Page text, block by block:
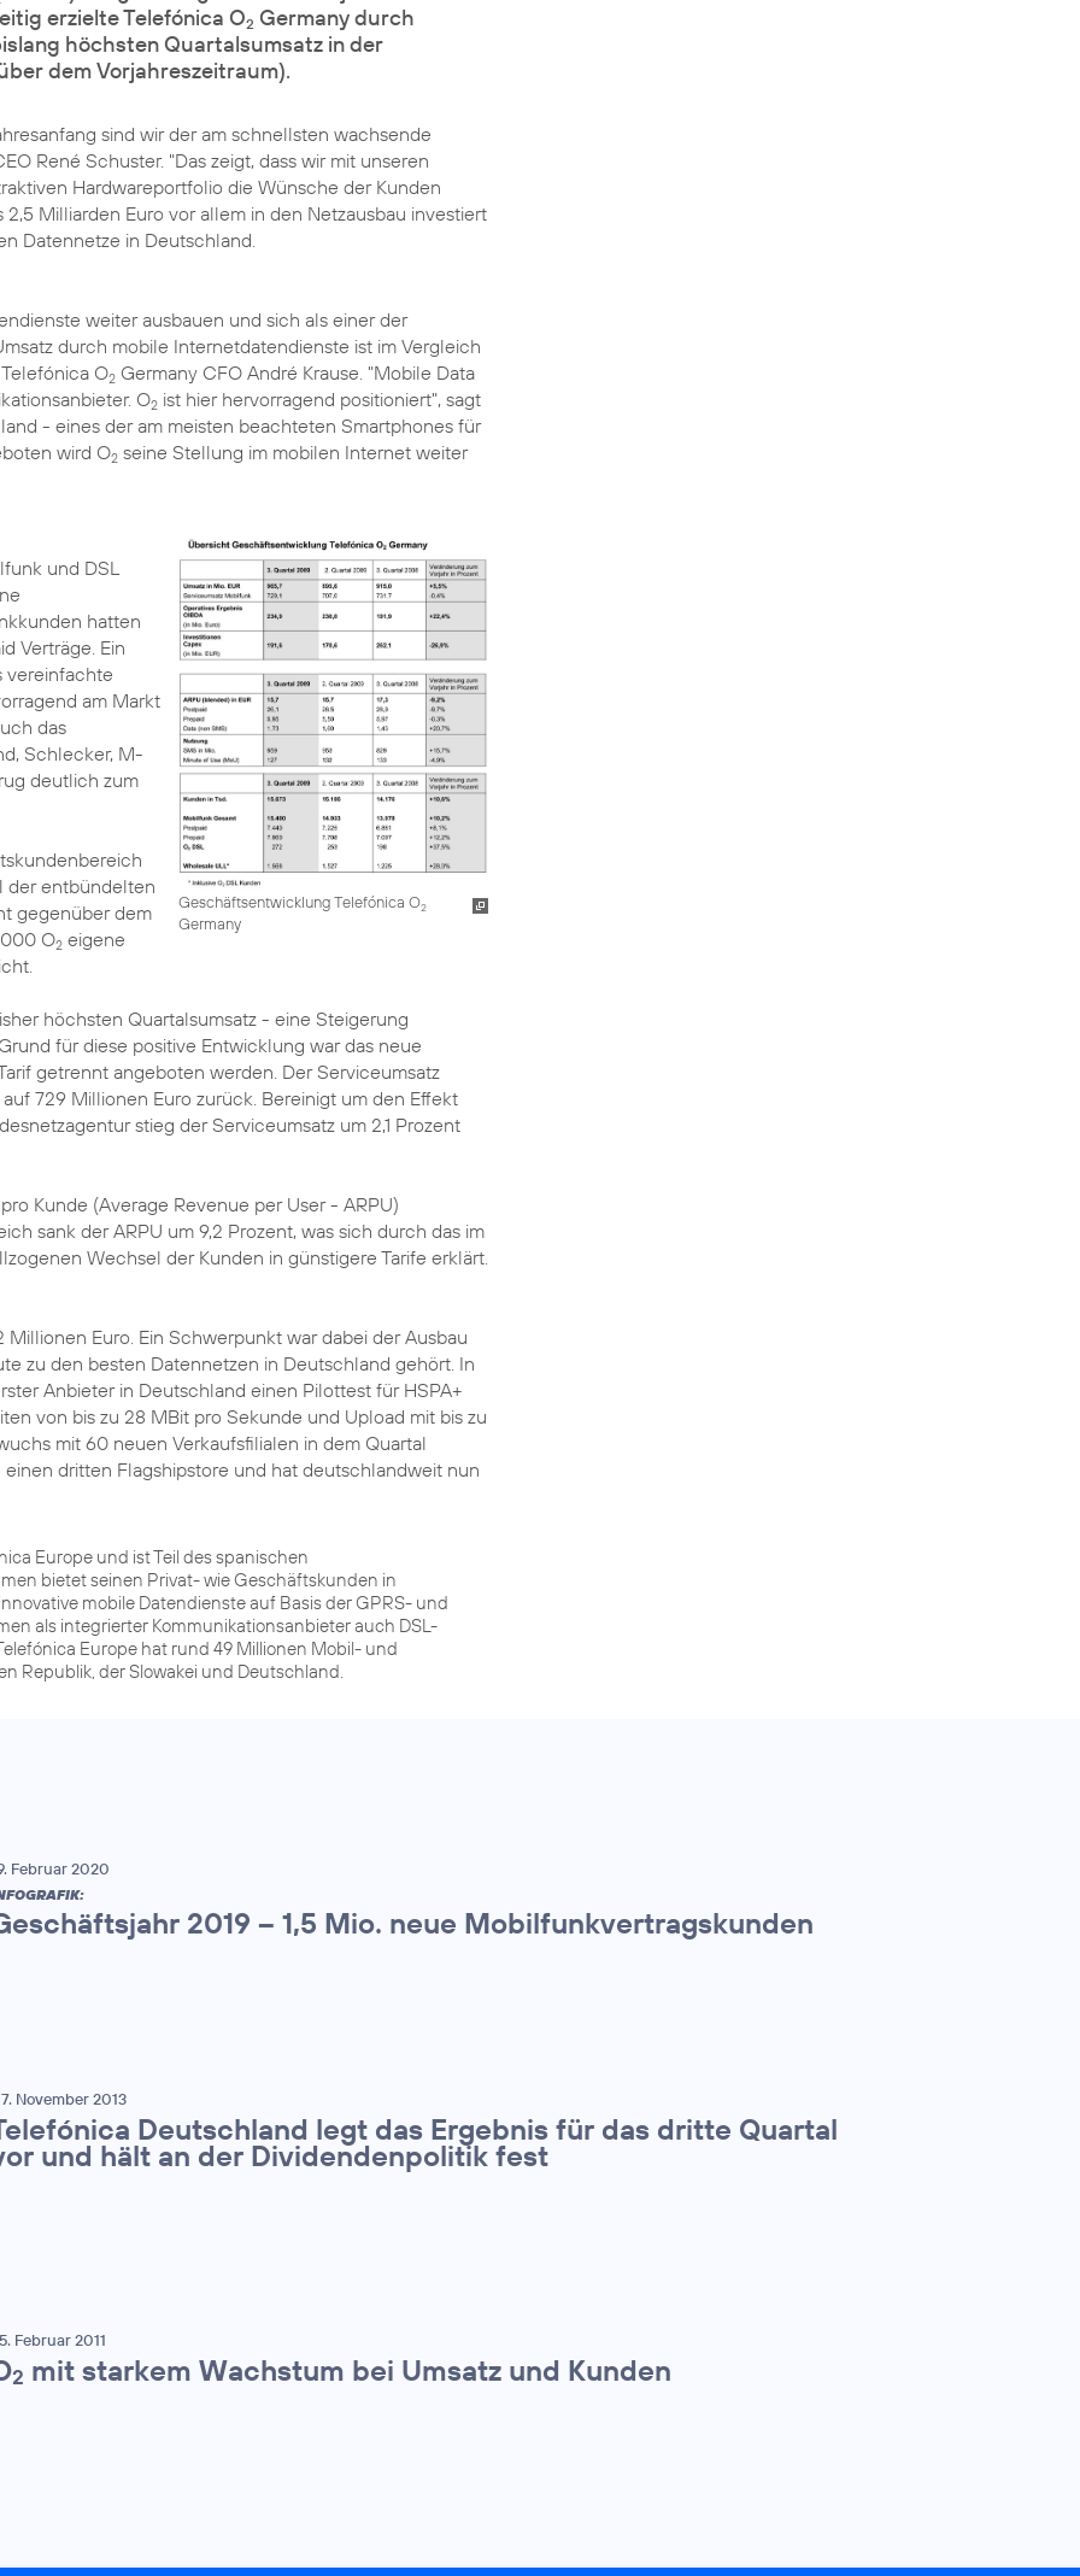
erzielte Telefónica O2 Germany durch
höchsten Quartalsumsatz in der
dem Vorjahreszeitraum).
sind wir der am schnellsten wachsende
René Schuster. "Das zeigt, dass wir mit unseren
Hardwareportfolio die Wünsche der Kunden
Milliarden Euro vor allem in den Netzausbau investiert
Datennetze in Deutschland.
weiter ausbauen und sich als einer der
durch mobile Internetdatendienste ist im Vergleich
O2 Germany CFO André Krause. "Mobile Data
O2 ist hier hervorragend positioniert", sagt
- eines der am meisten beachteten Smartphones für
wird O2 seine Stellung im mobilen Internet weiter
Geschäftsentwicklung Telefónica O2
Germany
und DSL
hatten
Verträge. Ein
vereinfachte
am Markt
das
Schlecker, M-
deutlich zum
der entbündelten
gegenüber dem
O2 eigene
höchsten Quartalsumsatz - eine Steigerung
für diese positive Entwicklung war das neue
getrennt angeboten werden. Der Serviceumsatz
729 Millionen Euro zurück. Bereinigt um den Effekt
stieg der Serviceumsatz um 2,1 Prozent
Kunde (Average Revenue per User - ARPU)
sank der ARPU um 9,2 Prozent, was sich durch das im
Wechsel der Kunden in günstigere Tarife erklärt.
Euro. Ein Schwerpunkt war dabei der Ausbau
zu den besten Datennetzen in Deutschland gehört. In
Anbieter in Deutschland einen Pilottest für HSPA+
von bis zu 28 MBit pro Sekunde und Upload mit bis zu
mit 60 neuen Verkaufsfilialen in dem Quartal
einen dritten Flagshipstore und hat deutschlandweit nun
Europe und ist Teil des spanischen
bietet seinen Privat- wie Geschäftskunden in
mobile Datendienste auf Basis der GPRS- und
als integrierter Kommunikationsanbieter auch DSL-
Europe hat rund 49 Millionen Mobil- und
Republik, der Slowakei und Deutschland.
Februar 2020
2019 – 1,5 Mio. neue Mobilfunkvertragskunden
November 2013
Deutschland legt das Ergebnis für das dritte Quartal
und hält an der Dividendenpolitik fest
Februar 2011
2 mit starkem Wachstum bei Umsatz und Kunden